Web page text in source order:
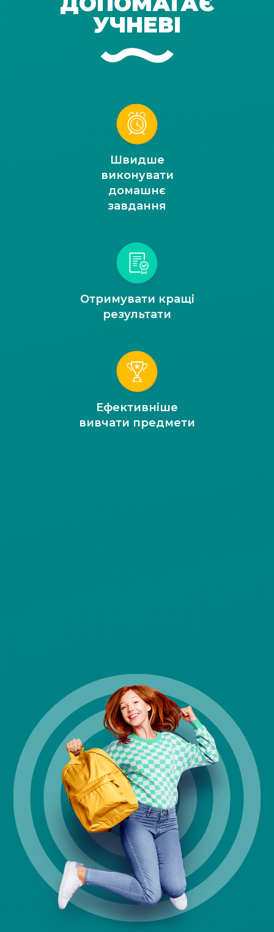
УЧНЕВІ
Швидше
виконувати
домашнє
завдання
Отримувати кращі
результати
Ефективніше
вивчати предмети